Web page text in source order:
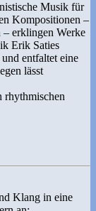
Musik für
Kompositionen –
erklingen Werke
Erik Saties
entfaltet eine
lässt
rhythmischen
Klang in eine